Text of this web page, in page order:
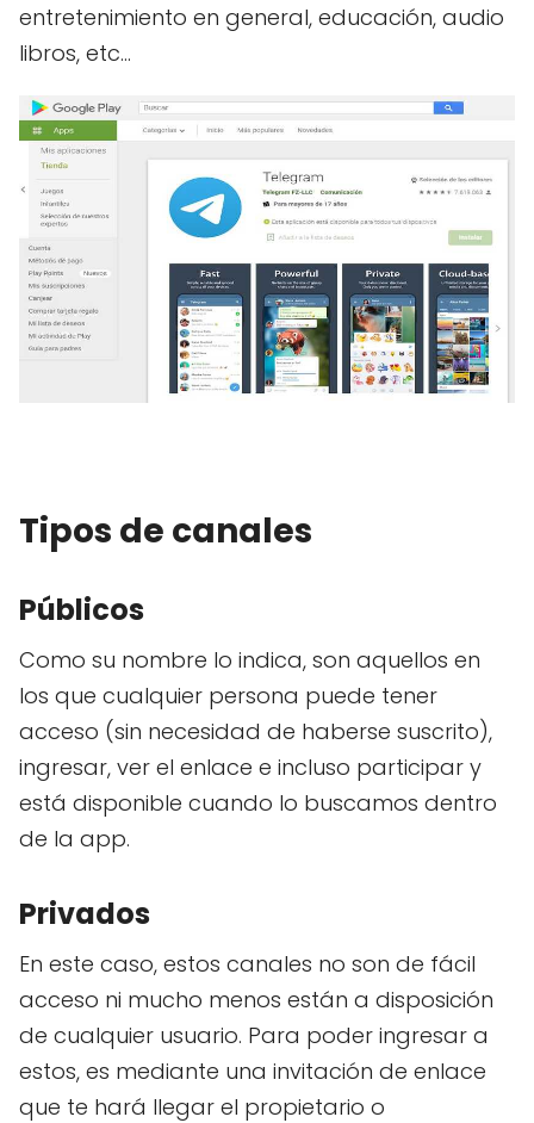
entretenimiento en general, educación, audio
libros, etc...
Tipos de canales
Públicos
Como su nombre lo indica, son aquellos en
los que cualquier persona puede tener
acceso (sin necesidad de haberse suscrito),
ingresar, ver el enlace e incluso participar y
está disponible cuando lo buscamos dentro
de la app.
Privados
En este caso, estos canales no son de fácil
acceso ni mucho menos están a disposición
de cualquier usuario. Para poder ingresar a
estos, es mediante una invitación de enlace
que te hará llegar el propietario o